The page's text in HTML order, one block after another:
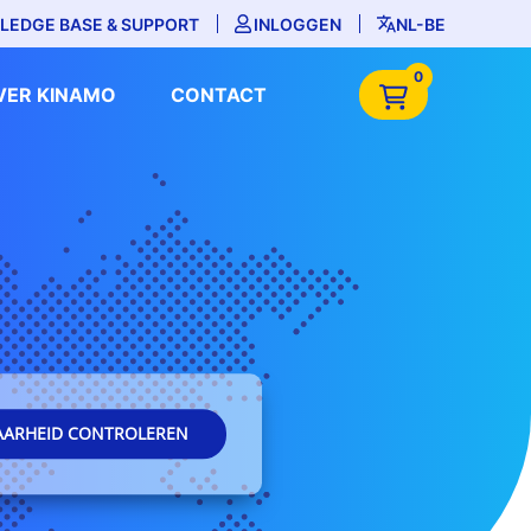
BASE & SUPPORT INLOGGEN NL-BE
KINAMO CONTACT
0
CONTROLEREN